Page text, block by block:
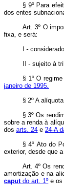
§ 9º Para
dos entes
Art. 3º O
fixa, e será:
I -
II - sujeito à
§ 1º O
janeiro de 1995.
§ 2º A
§ 3º Os
sobre a renda à
dos arts. 24 e 24-A
§ 4º Ato do
exterior, desde que
Art. 4º Os
amortização e na
caputdo art. 1º e os